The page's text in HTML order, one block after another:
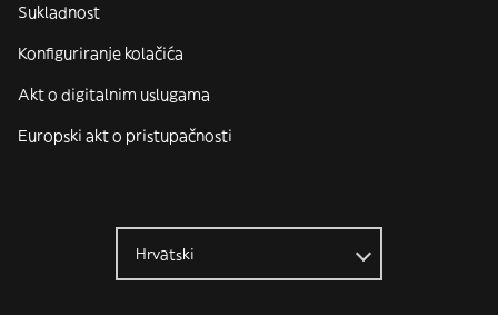
Sukladnost
Konfiguriranje kolačića
Akt o digitalnim uslugama
Europski akt o pristupačnosti